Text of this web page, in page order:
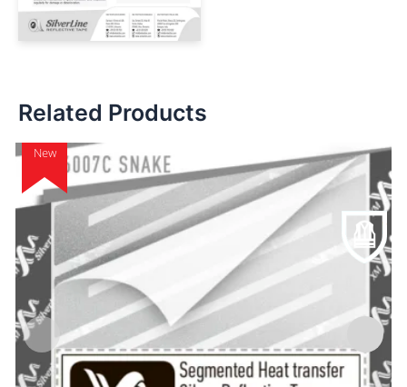
Related Products
New